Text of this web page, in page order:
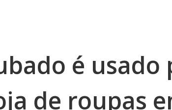
é usado
de roupas